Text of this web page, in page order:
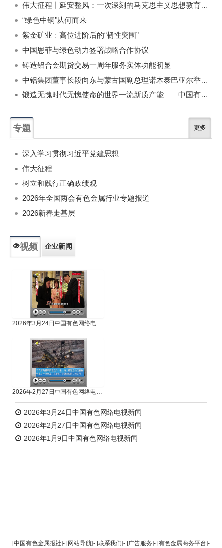
伟大征程丨延安整风：一次深刻的马克思主义思想教育运动
“绿色中铜”从何而来
紫金矿业：高位进阶后的“韧性突围”
中国恩菲与绿色动力签署战略合作协议
铸造铝合金期货交易一周年服务实体功能初显
中铝集团董事长段向东与蒙古国副总理诺木泰巴亚尔举行会谈
锻造无愧时代无愧使命的世界一流新质产能——中国有色金属工业的战略应对与破局之道（二）
专题 更多
深入学习贯彻习近平党建思想
伟大征程
树立和践行正确政绩观
2026年全国两会有色金属行业专题报道
2026新春走基层
视频 企业新闻
2026年3月24日中国有色网络电视新闻
2026年2月27日中国有色网络电视新闻
2026年3月24日中国有色网络电视新闻
2026年2月27日中国有色网络电视新闻
2026年1月9日中国有色网络电视新闻
返回顶部
[中国有色金属报社]- [网站导航]- [联系我们]- [广告服务]- [有色金属商务平台]-